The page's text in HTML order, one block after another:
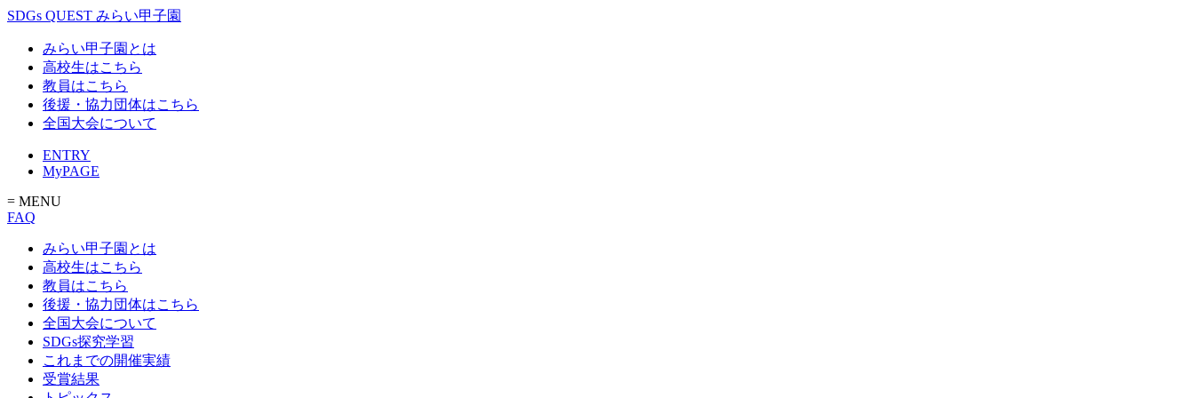
SDGs QUEST みらい甲子園
みらい甲子園とは
高校生はこちら
教員はこちら
後援・協力団体はこちら
全国大会について
ENTRY
MyPAGE
= MENU
FAQ
みらい甲子園とは
高校生はこちら
教員はこちら
後援・協力団体はこちら
全国大会について
SDGs探究学習
これまでの開催実績
受賞結果